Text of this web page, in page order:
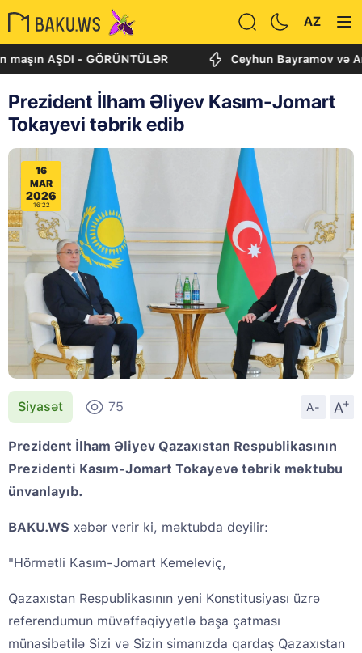
AZ
- GÖRÜNTÜLƏR Ceyhun Bayramov və Andrey
Prezident İlham Əliyev Kasım-Jomart
Tokayevi təbrik edib
16
MAR
2026
16:22
Siyasət 75 A- A
+
Prezident İlham Əliyev Qazaxıstan Respublikasının
Prezidenti Kasım-Jomart Tokayevə təbrik məktubu
ünvanlayıb.
BAKU.WS xəbər verir ki, məktubda deyilir:
"Hörmətli Kasım-Jomart Kemeleviç,
Qazaxıstan Respublikasının yeni Konstitusiyası üzrə
referendumun müvəffəqiyyətlə başa çatması
münasibətilə Sizi və Sizin simanızda qardaş Qazaxıstan